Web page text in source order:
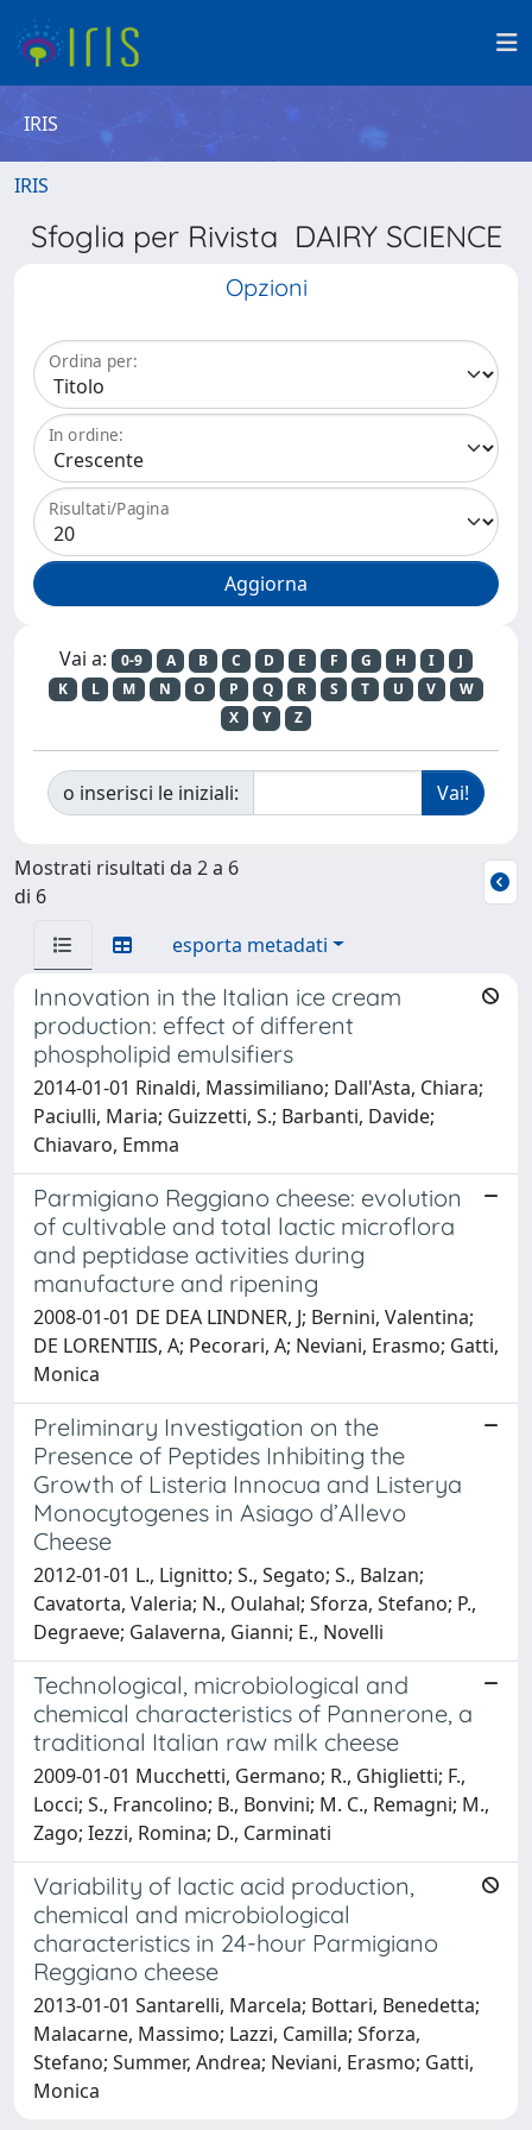
IRIS
IRIS
Sfoglia per Rivista DAIRY SCIENCE
Opzioni
Ordina per:
In ordine:
Risultati/Pagina
Vai a: 0-9 A B C D E F G H I
J
K
L M N O P Q R S T U V
W
X
Y Z
o inserisci le iniziali:
Mostrati risultati da 2 a 6
di 6
esporta metadati
Innovation in the Italian ice cream
production: effect of different
phospholipid emulsifiers
2014-01-01 Rinaldi, Massimiliano; Dall'Asta, Chiara;
Paciulli, Maria; Guizzetti, S.; Barbanti, Davide;
Chiavaro, Emma
Parmigiano Reggiano cheese: evolution
of cultivable and total lactic microflora
and peptidase activities during
manufacture and ripening
2008-01-01 DE DEA LINDNER, J; Bernini, Valentina;
DE LORENTIIS, A; Pecorari, A; Neviani, Erasmo; Gatti,
Monica
Preliminary Investigation on the
Presence of Peptides Inhibiting the
Growth of Listeria Innocua and Listerya
Monocytogenes in Asiago d’Allevo
Cheese
2012-01-01 L., Lignitto; S., Segato; S., Balzan;
Cavatorta, Valeria; N., Oulahal; Sforza, Stefano; P.,
Degraeve; Galaverna, Gianni; E., Novelli
Technological, microbiological and
chemical characteristics of Pannerone, a
traditional Italian raw milk cheese
2009-01-01 Mucchetti, Germano; R., Ghiglietti; F.,
Locci; S., Francolino; B., Bonvini; M. C., Remagni; M.,
Zago; Iezzi, Romina; D., Carminati
Variability of lactic acid production,
chemical and microbiological
characteristics in 24-hour Parmigiano
Reggiano cheese
2013-01-01 Santarelli, Marcela; Bottari, Benedetta;
Malacarne, Massimo; Lazzi, Camilla; Sforza,
Stefano; Summer, Andrea; Neviani, Erasmo; Gatti,
Monica